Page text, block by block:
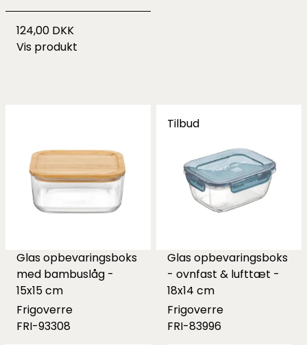
124,00 DKK
Vis produkt
Glas opbevaringsboks
med bambuslåg -
15x15 cm
Frigoverre
FRI-93308
Tilbud
Glas opbevaringsboks
- ovnfast & lufttæt -
18x14 cm
Frigoverre
FRI-83996